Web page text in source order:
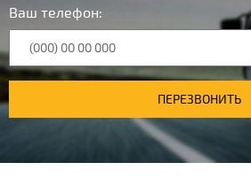
Ваш телефон:
ПЕРЕЗВОНИТЬ